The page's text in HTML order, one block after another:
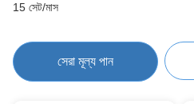
15 সেট/মাস
সেরা মূল্য পান